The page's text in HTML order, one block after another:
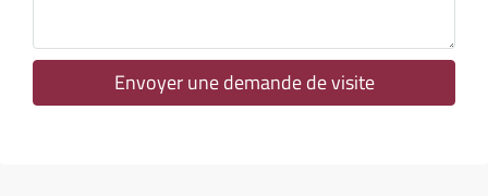
10
Août
Envoyer une demande de visite